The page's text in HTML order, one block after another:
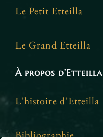
Le Petit Etteilla
Le Grand Etteilla
À propos d’Etteilla
L’histoire d’Etteilla
Bibliographie